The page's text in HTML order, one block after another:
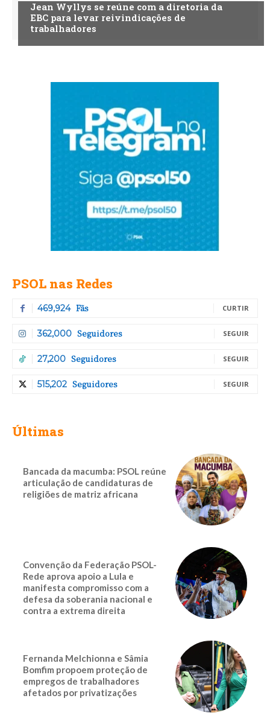
Jean Wyllys se reúne com a diretoria da
EBC para levar reivindicações de
trabalhadores
PSOL nas Redes
469,924 Fãs CURTIR
362,000 Seguidores SEGUIR
27,200 Seguidores SEGUIR
515,202 Seguidores SEGUIR
Últimas
Bancada da macumba: PSOL reúne
articulação de candidaturas de
religiões de matriz africana
Convenção da Federação PSOL-
Rede aprova apoio a Lula e
manifesta compromisso com a
defesa da soberania nacional e
contra a extrema direita
Fernanda Melchionna e Sâmia
Bomfim propoem proteção de
empregos de trabalhadores
afetados por privatizações